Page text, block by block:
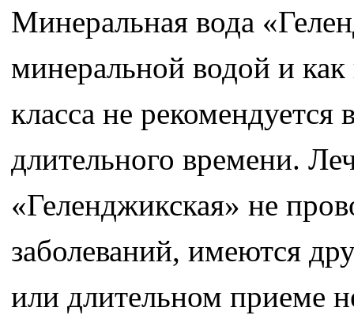
Минеральная вода
минеральной водой и
класса не рекомендуется
длительного времени.
«Геленджикская» не
заболеваний, имеются
или длительном приеме